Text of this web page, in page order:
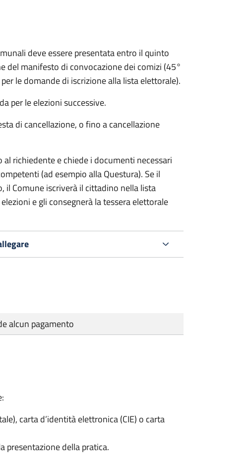
deve essere presentata entro il quinto
del manifesto di convocazione dei comizi (45°
le domande di iscrizione alla lista elettorale).
per le elezioni successive.
di cancellazione, o fino a cancellazione
richiedente e chiede i documenti necessari
(ad esempio alla Questura). Se il
Comune iscriverà il cittadino nella lista
e gli consegnerà la tessera elettorale
alcun pagamento
carta d’identità elettronica (CIE) o carta
presentazione della pratica.